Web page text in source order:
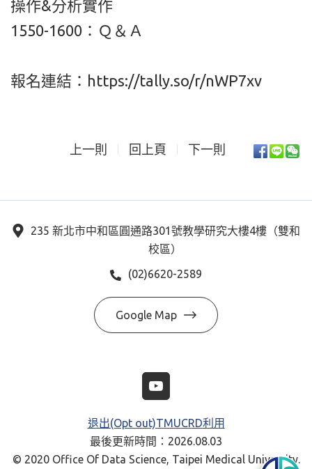
操作&分析實作
1550-1600：Ｑ＆Ａ
報名連結：https://tally.so/r/nWP7xv
上一則 回上頁 下一則
235 新北市中和區圓通路301號教學研究大樓4樓（雙和
校區）
(02)6620-2589
Google Map
退出(Opt out)TMUCRD利用
最後更新時間：2026.08.03
© 2020 Office Of Data Science, Taipei Medical University.